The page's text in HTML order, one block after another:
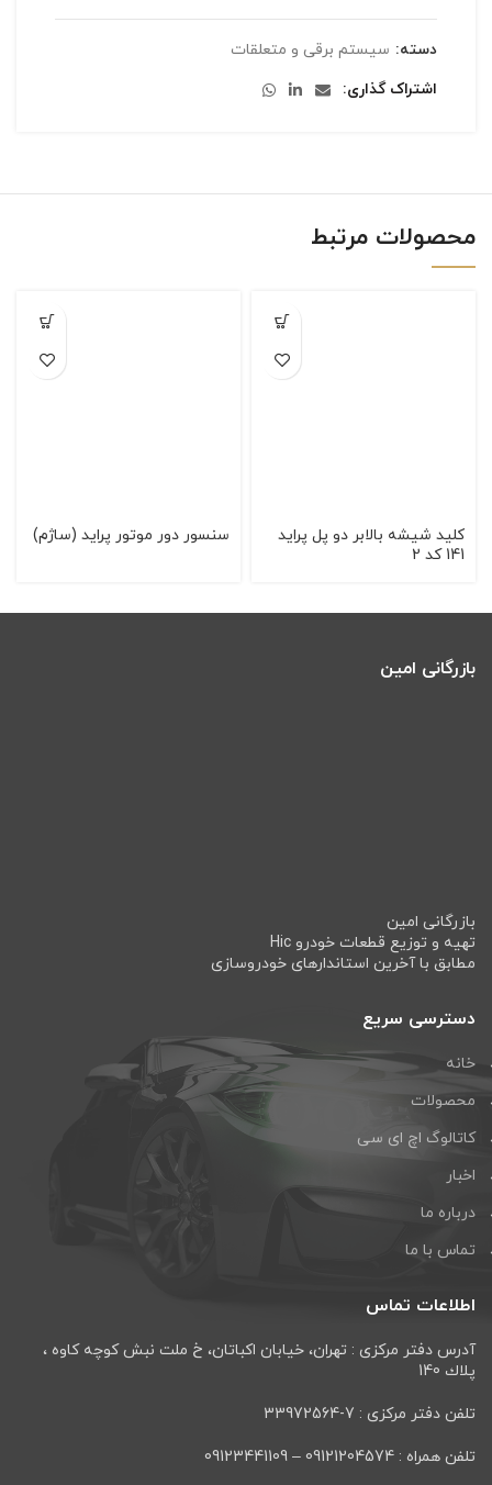
دسته: سیستم برقی و متعلقات
اشتراک گذاری
محصولات مرتبط
کلید شیشه بالابر دو پل پراید
141 کد 2
سنسور دور موتور پراید (ساژم)
بازرگانی امین
بازرگانی امین
تهیه و توزیع قطعات خودرو Hic
مطابق با آخرین استاندارهای خودروسازی
دسترسی سریع
خانه
محصولات
کاتالوگ اچ ای سی
اخبار
درباره ما
تماس با ما
اطلاعات تماس
آدرس دفتر مرکزی : تهران، خيابان اكباتان، خ ملت نبش كوچه كاوه ،
پلاك 140
تلفن دفتر مرکزی : 7-33972564
تلفن همراه : 09121204574 – 09123441109